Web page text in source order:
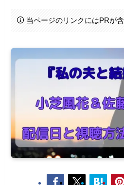
当ページのリンクにはPRが含